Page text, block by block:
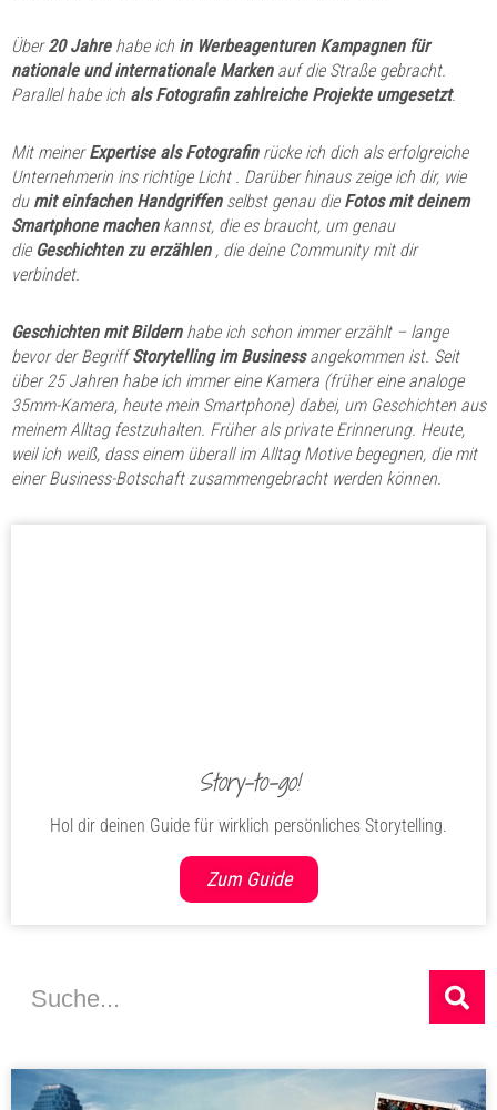
Über20 Jahrehabe ich in Werbeagenturen Kampagnen für
nationale und internationale Markenauf die Straße gebracht.
Parallel habe ich als Fotografin zahlreiche Projekte umgesetzt.
Mit meinerExpertise als Fotografinrücke ich dich als erfolgreiche
Unternehmerin ins richtige Licht . Darüber hinaus zeige ich dir, wie
du mit einfachen Handgriffenselbst genau die Fotos mit deinem
Smartphone machenkannst, die es braucht, um genau
dieGeschichten zu erzählen, die deine Community mit dir
verbindet.
Geschichten mit Bildern habe ich schon immer erzählt – lange
bevor der BegriffStorytelling im Businessangekommen ist. Seit
über 25 Jahren habe ich immer eine Kamera (früher eine analoge
35mm-Kamera, heute mein Smartphone) dabei, um Geschichten aus
meinem Alltag festzuhalten. Früher als private Erinnerung. Heute,
weil ich weiß, dass einem überall im Alltag Motive begegnen, die mit
einer Business-Botschaft zusammengebracht werden können.
Story-to-go!
Hol dir deinen Guide für wirklich persönliches Storytelling.
Zum Guide
Suche